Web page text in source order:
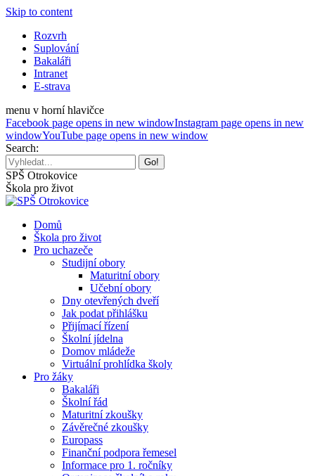
Skip to content
Rozvrh
Suplování
Bakaláři
Intranet
E-strava
menu v horní hlavičce
Facebook page opens in new windowInstagram page opens in new
windowYouTube page opens in new window
Search:
SPŠ Otrokovice
Škola pro život
Domů
Škola pro život
Pro uchazeče
Studijní obory
Maturitní obory
Učební obory
Dny otevřených dveří
Jak podat přihlášku
Přijímací řízení
Školní jídelna
Domov mládeže
Virtuální prohlídka školy
Pro žáky
Bakaláři
Školní řád
Maturitní zkoušky
Závěrečné zkoušky
Europass
Finanční podpora řemesel
Informace pro 1. ročníky